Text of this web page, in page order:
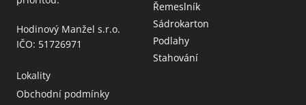
Hodinový Manžel s.r.o.
IČO: 51726971
Lokality
Obchodní podmínky
Řemeslník
Sádrokarton
Podlahy
Stahování